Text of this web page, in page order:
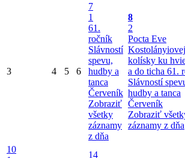
3 4 5 6
7
1
61.
ročník
Slávností
spevu,
hudby a
tanca
Červeník
Zobraziť
všetky
záznamy
z dňa
8
2
Pocta Eve
kolísky ku
a do ticha 61.
Slávností
hudby a tanca
Červeník
Zobraziť
záznamy z dňa
10
14